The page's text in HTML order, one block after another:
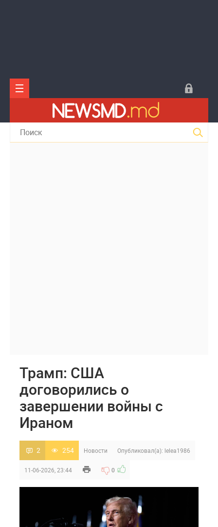
Трамп: США
договорились о
завершении войны с
Ираном
2 254 Новости Опубликовал(а): lelea1986
11-06-2026, 23:44 0